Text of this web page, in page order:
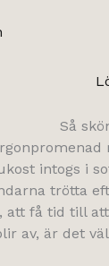
Så
intogs i
trötta
att få tid till
av, är det